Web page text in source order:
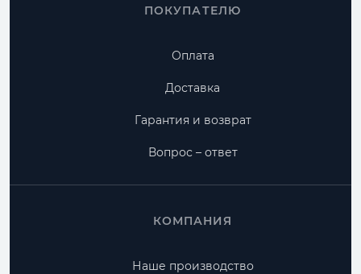
ПОКУПАТЕЛЮ
Оплата
Доставка
Гарантия и возврат
Вопрос – ответ
КОМПАНИЯ
Наше производство